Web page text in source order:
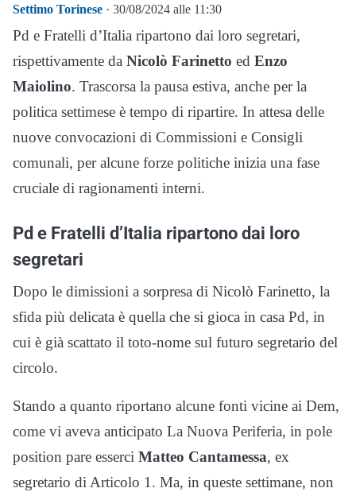
Settimo Torinese · 30/08/2024 alle 11:30
Pd e Fratelli d’Italia ripartono dai loro segretari,
rispettivamente da Nicolò Farinetto ed Enzo
Maiolino. Trascorsa la pausa estiva, anche per la
politica settimese è tempo di ripartire. In attesa delle
nuove convocazioni di Commissioni e Consigli
comunali, per alcune forze politiche inizia una fase
cruciale di ragionamenti interni.
Pd e Fratelli d’Italia ripartono dai loro
segretari
Dopo le dimissioni a sorpresa di Nicolò Farinetto, la
sfida più delicata è quella che si gioca in casa Pd, in
cui è già scattato il toto-nome sul futuro segretario del
circolo.
Stando a quanto riportano alcune fonti vicine ai Dem,
come vi aveva anticipato La Nuova Periferia, in pole
position pare esserci Matteo Cantamessa, ex
segretario di Articolo 1. Ma, in queste settimane, non